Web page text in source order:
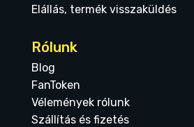
Elállás, termék visszaküldés
Rólunk
Blog
FanToken
Vélemények rólunk
Szállítás és fizetés